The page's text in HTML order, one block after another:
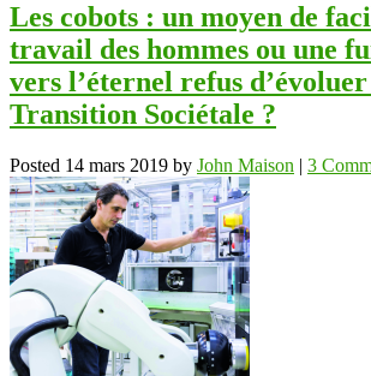
Les cobots : un moyen de
travail des hommes ou une
vers l’éternel refus
Transition Sociétale ?
Posted 14 mars 2019 by John Maison | 3